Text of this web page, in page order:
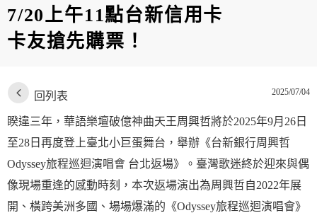
7/20上午11點台新信用卡
卡友搶先購票！
回列表 2025/07/04
睽違三年，華語樂壇破億神曲天王周興哲將於2025年9月26日
至28日再度登上臺北小巨蛋舞台，舉辦《台新銀行周興哲
Odyssey旅程巡迴演唱會 台北返場》。臺灣歌迷終於迎來與偶
像現場重逢的感動時刻，本次返場演出為周興哲自2022年展
開、橫跨美洲多國、場場爆滿的《Odyssey旅程巡迴演唱會》